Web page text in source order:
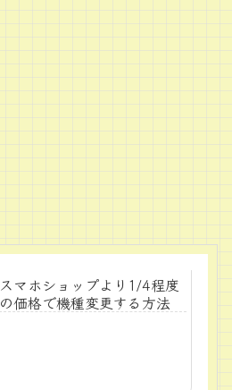
スマホショップより1/4程度
の価格で機種変更する方法